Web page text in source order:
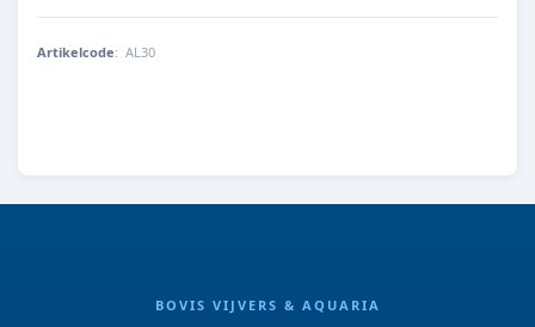
Artikelcode: AL30
BOVIS VIJVERS & AQUARIA